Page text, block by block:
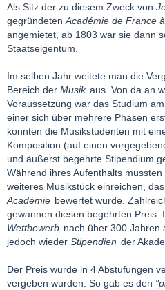
Als Sitz der zu diesem Zweck von
gegründeten Académie de France
angemietet, ab 1803 war sie dann
Staatseigentum.
Im selben Jahr weitete man die
Bereich der Musik aus. Von da an
Voraussetzung war das Studium
einer sich über mehrere Phasen
konnten die Musikstudenten mit
Komposition (auf einen
und äußerst begehrte Stipendium
Während ihres Aufenthalts
weiteres Musikstück einreichen,
Académie bewertet wurde.
gewannen diesen begehrten Preis.
Wettbewerb nach über 300 Jahren
jedoch wieder Stipendien der
Der Preis wurde in 4 Abstufungen
vergeben wurden: So gab es den